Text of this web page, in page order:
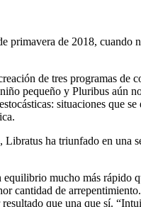
primavera de 2018, cuando
de tres programas de
pequeño y Pluribus aún
situaciones que se
ha triunfado en una
mucho más rápido
cantidad de
que una que sí.